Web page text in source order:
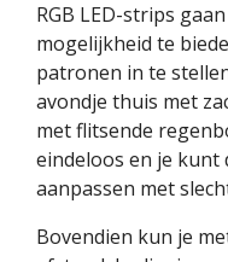
RGB LED-strips
mogelijkheid te
patronen in te
avondje thuis met
met flitsende
eindeloos en je kunt
aanpassen met
Bovendien kun je